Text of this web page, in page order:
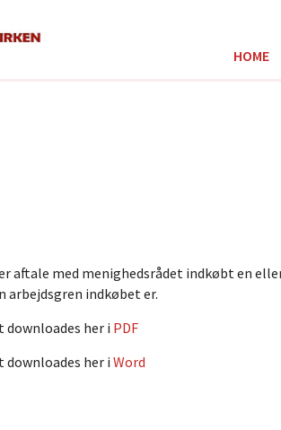
HOME
aftale med menighedsrådet indkøbt en
arbejdsgren indkøbet er.
downloades her i PDF
downloades her i Word